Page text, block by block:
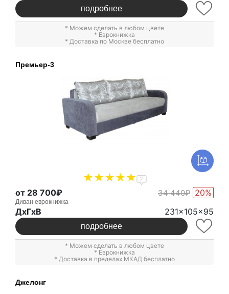
подробнее
* Можем сделать в любом цвете
* Еврокнижка
* Доставка по Москве бесплатно
Премьер-3
2
от 28 700₽ 34 440₽ 20%
Диван еврокнижка
ДxГxВ 231x105x95
подробнее
* Можем сделать в любом цвете
* Еврокнижка
* Доставка в пределах МКАД бесплатно
Джелонг